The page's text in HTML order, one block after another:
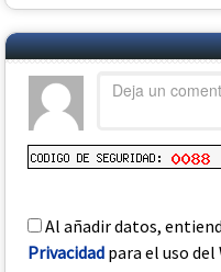
Al añadir datos,
Privacidad para el uso del